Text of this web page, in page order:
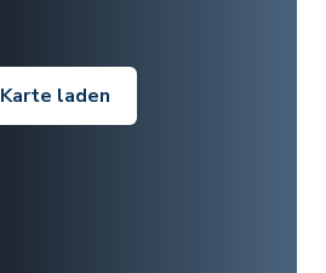
Karte laden